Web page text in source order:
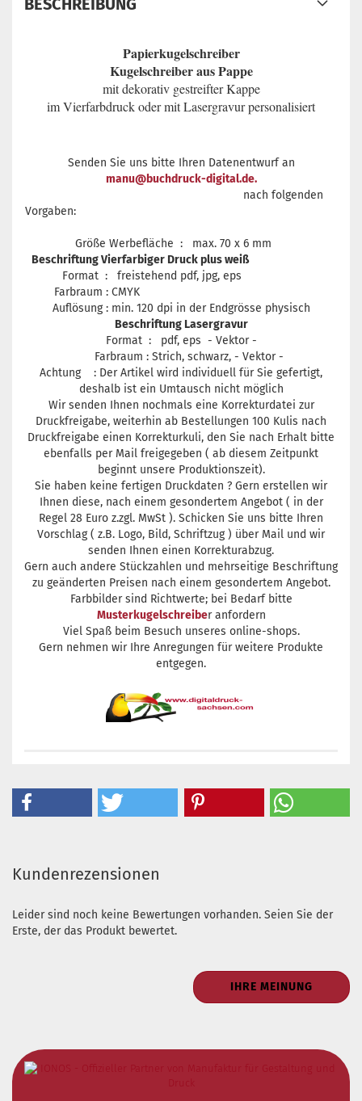
BESCHREIBUNG
Papierkugelschreiber
Kugelschreiber aus Pappe
mit dekorativ gestreifter Kappe
im Vierfarbdruck oder mit Lasergravur personalisiert
Senden Sie uns bitte Ihren Datenentwurf an
manu@buchdruck-digital.de.
nach folgenden
Vorgaben:
Größe Werbefläche : max. 70 x 6 mm
Beschriftung Vierfarbiger Druck plus weiß
Format : freistehend pdf, jpg, eps
Farbraum : CMYK
Auflösung : min. 120 dpi in der Endgrösse physisch
Beschriftung Lasergravur
Format : pdf, eps - Vektor -
Farbraum : Strich, schwarz, - Vektor -​
Achtung : Der Artikel wird individuell für Sie gefertigt,
deshalb ist ein Umtausch nicht möglich
Wir senden Ihnen nochmals eine Korrekturdatei zur
Druckfreigabe, weiterhin ab Bestellungen 100 Kulis nach
Druckfreigabe einen Korrekturkuli, den Sie nach Erhalt bitte
ebenfalls per Mail freigegeben ( ab diesem Zeitpunkt
beginnt unsere Produktionszeit).
Sie haben keine fertigen Druckdaten ? Gern erstellen wir
Ihnen diese, nach einem gesondertem Angebot ( in der
Regel 28 Euro z.zgl. MwSt ). Schicken Sie uns bitte Ihren
Vorschlag ( z.B. Logo, Bild, Schriftzug ) über Mail und wir
senden Ihnen einen Korrekturabzug.
Gern auch andere Stückzahlen und mehrseitige Beschriftung
zu geänderten Preisen nach einem gesondertem Angebot.
Farbbilder sind Richtwerte; bei Bedarf bitte
Musterkugelschreiber anfordern
Viel Spaß beim Besuch unseres online-shops.
Gern nehmen wir Ihre Anregungen für weitere Produkte
entgegen.
Kundenrezensionen
Leider sind noch keine Bewertungen vorhanden. Seien Sie der
Erste, der das Produkt bewertet.
IHRE MEINUNG